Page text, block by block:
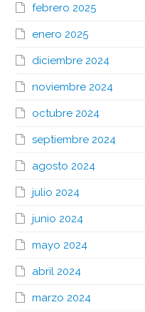
febrero 2025
enero 2025
diciembre 2024
noviembre 2024
octubre 2024
septiembre 2024
agosto 2024
julio 2024
junio 2024
mayo 2024
abril 2024
marzo 2024